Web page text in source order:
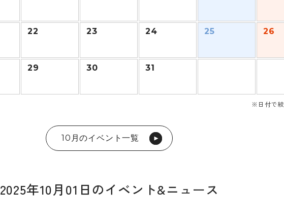
22 23 24 25 26
29 30 31
※日付で
10月のイベント一覧
2025年10月01日のイベント&ニュース